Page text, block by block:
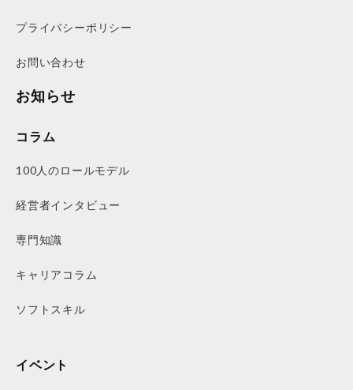
プライバシーポリシー
お問い合わせ
お知らせ
コラム
100人のロールモデル
経営者インタビュー
専門知識
キャリアコラム
ソフトスキル
イベント